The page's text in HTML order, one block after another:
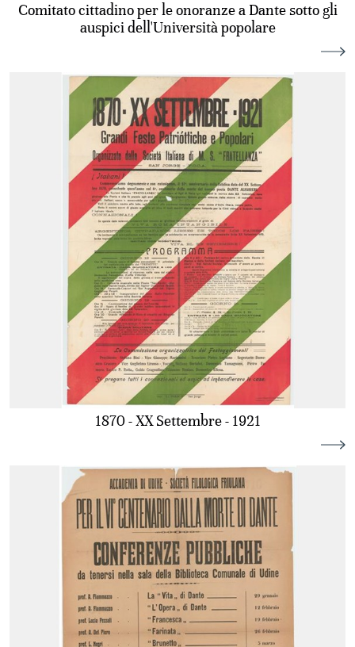
Comitato cittadino per le onoranze a Dante sotto gli
auspici dell'Università popolare
1870 - XX Settembre - 1921